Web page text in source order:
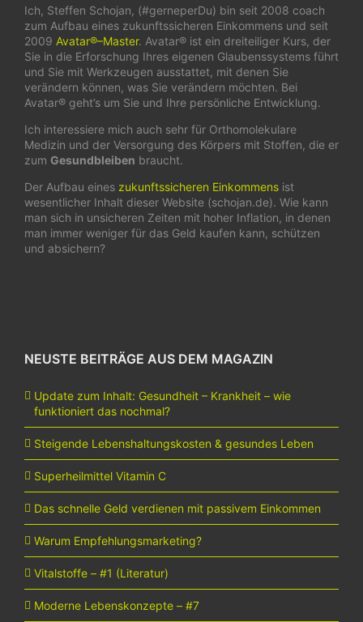
Ich, Steffen Schojan, (#gerneperDu) bin seit 2008 coach
zum Aufbau eines zukunftssicheren Einkommens und seit
2009 Avatar®–Master. Avatar® ist ein dreiteiliger Kurs, der
Sie in die Erforschung Ihres eigenen Glaubenssystems führt
und Sie mit Werkzeugen ausstattet, mit denen Sie
verändern können, was Sie verändern möchten. Bei
Avatar® geht’s um Sie und Ihre persönliche Entwicklung.
Ich interessiere mich auch sehr für Orthomolekulare
Medizin und der Versorgung des Körpers mit Stoffen, die er
zum Gesundbleiben braucht.
Der Aufbau eines zukunftssicheren Einkommens ist
wesentlicher Inhalt dieser Website (schojan.de). Wie kann
man sich in unsicheren Zeiten mit hoher Inflation, in denen
man immer weniger für das Geld kaufen kann, schützen
und absichern?
NEUSTE BEITRÄGE AUS DEM MAGAZIN
Update zum Inhalt: Gesundheit – Krankheit – wie
funktioniert das nochmal?
Steigende Lebenshaltungskosten & gesundes Leben
Superheilmittel Vitamin C
Das schnelle Geld verdienen mit passivem Einkommen
Warum Empfehlungsmarketing?
Vitalstoffe – #1 (Literatur)
Moderne Lebenskonzepte – #7